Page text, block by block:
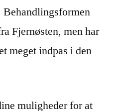
Fjernøsten, men har
meget indpas i den
muligheder for at